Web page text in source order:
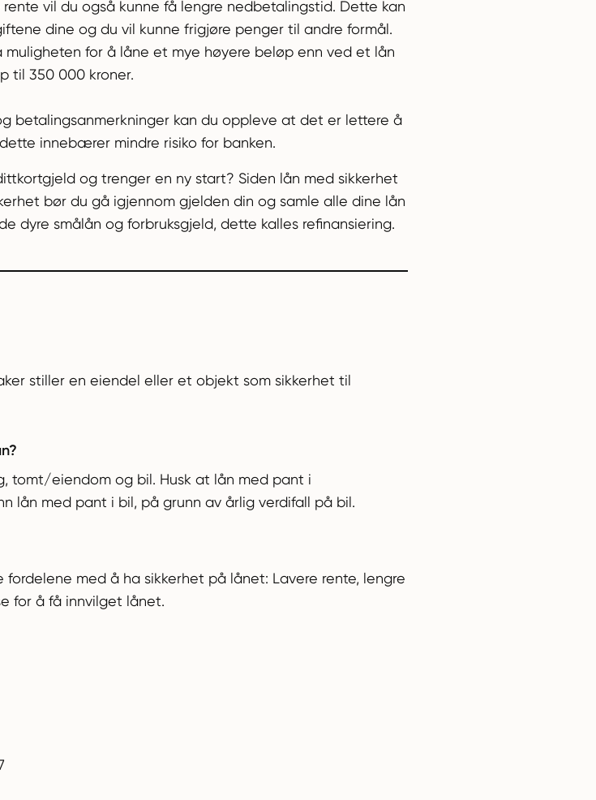
vil du også kunne få lengre nedbetalingstid. Dette kan
dine og du vil kunne frigjøre penger til andre formål.
muligheten for å låne et mye høyere beløp enn ved et lån
til 350 000 kroner.
betalingsanmerkninger kan du oppleve at det er lettere å
innebærer mindre risiko for banken.
og trenger en ny start? Siden lån med sikkerhet
bør du gå igjennom gjelden din og samle alle dine lån
dyre smålån og forbruksgjeld, dette kalles refinansiering.
stiller en eiendel eller et objekt som sikkerhet til
tomt/eiendom og bil. Husk at lån med pant i
lån med pant i bil, på grunn av årlig verdifall på bil.
med å ha sikkerhet på lånet: Lavere rente, lengre
for å få innvilget lånet.